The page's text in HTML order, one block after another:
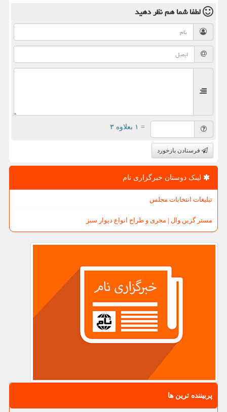
لطفا شما همنظر دهید
= ۱ بعلاوه ۳
فرستادن بازخورد
لینک دوستان خبرگزاری نام
تبلیغات انتخابات مجلس
مستر گرین وال | مجری و طراح انواع دیوار سبز
پربیننده ترین ها